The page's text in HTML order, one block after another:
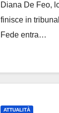
Diana De Feo,
finisce in
Fede entra…
ATTUALITÀ